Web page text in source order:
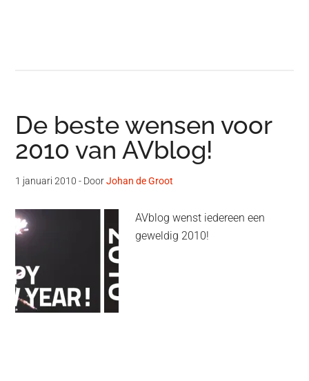
De beste wensen voor
2010 van AVblog!
1 januari 2010 - DoorJohan de Groot
AVblog wenst iedereen een
geweldig 2010!